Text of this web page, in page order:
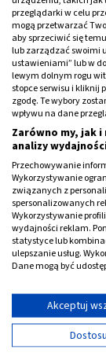
- dodaje się ich
powyższych
ogólnej
też suszone
one jednak
Czy można
Będąc na
sięgnąć po
uwzględnić w
nadwyżki
do swojego
dodatki, np. w
przypadkach
mniejszą
mięsa.
przeglądarki w celu
mogą przetwarzać
aby sprzeciwić się
lub zarządzać swoimi
ustawieniami” lub w
lewym dolnym rogu
stopce serwisu i kliknij
zgodę. Te wybory
wpływu na dane
Zarówno my, jak
analizy
Przechowywanie
Wykorzystywanie
związanych z
spersonalizowanych
Wykorzystywanie
wydajności reklam.
statystyce lub
ulepszanie usług.
Dane mogą być
Wyświetl listę
Używamy Twoich
Cele przetwarzania
Akceptuj